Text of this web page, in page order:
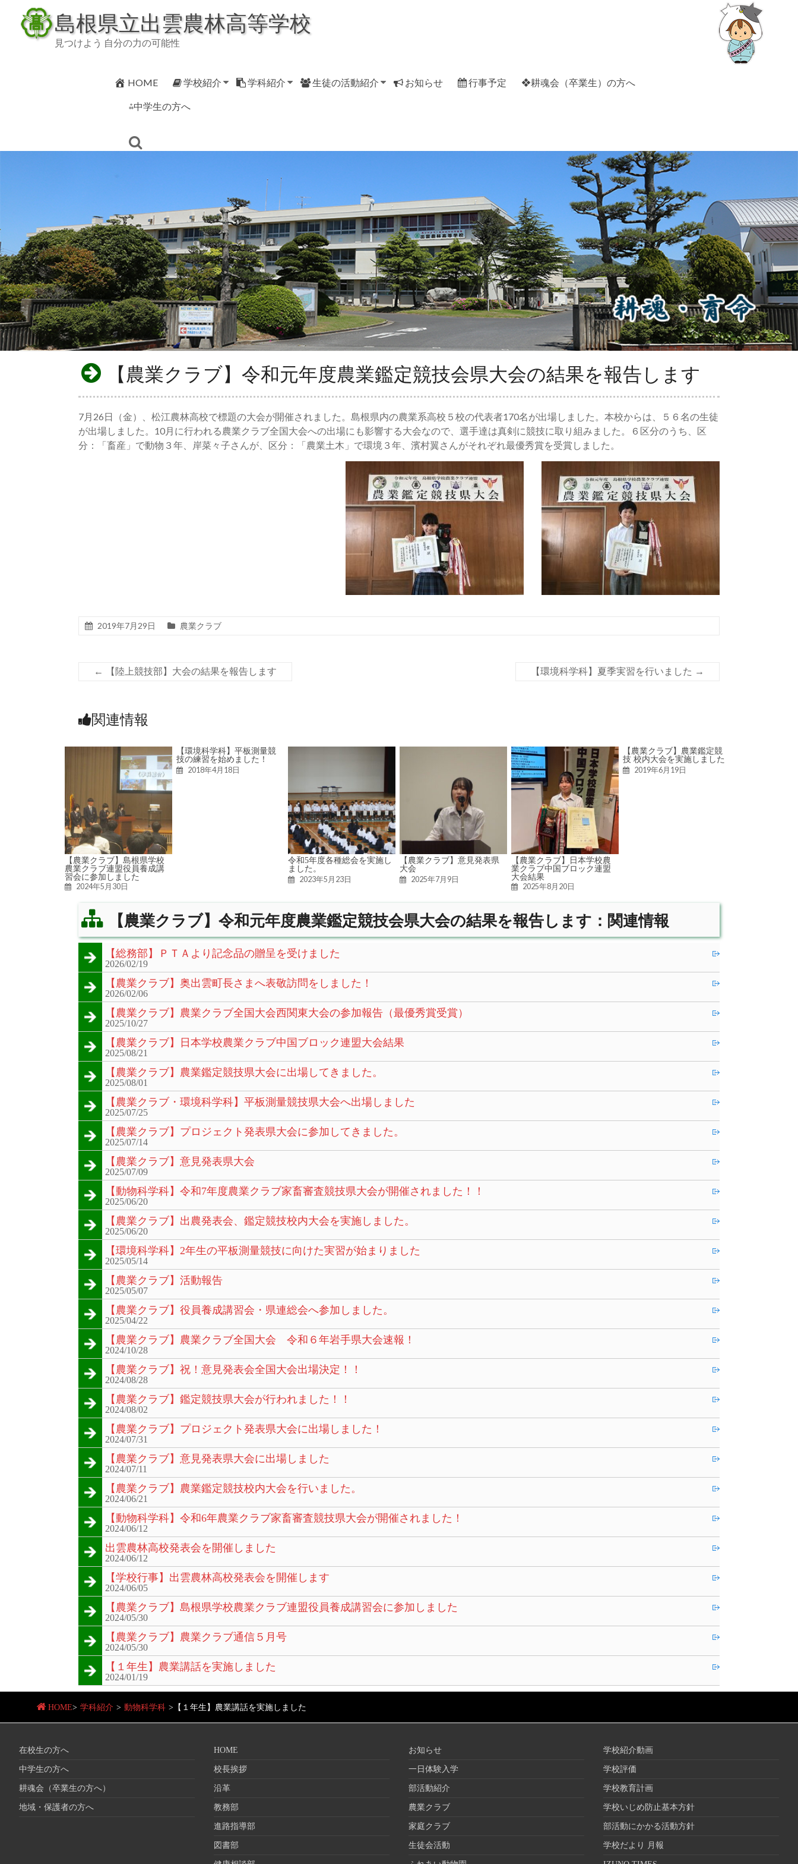
content
島根県立出雲農林高等学校
見つけよう 自分の力の可能性
HOME 学校紹介 学科紹介 生徒の活動紹介 お知らせ 行事予定 ❖耕魂会（卒業生）の方へ
⁂中学生の方へ
【農業クラブ】令和元年度農業鑑定競技会県大会の結果を報告します
7月26日（金）、松江農林高校で標題の大会が開催されました。島根県内の農業系高校５校の代表者170名が出場しました。本校からは、５６名の生徒
が出場しました。10月に行われる農業クラブ全国大会への出場にも影響する大会なので、選手達は真剣に競技に取り組みました。６区分のうち、区
分：「畜産」で動物３年、岸菜々子さんが、区分：「農業土木」で環境３年、濱村翼さんがそれぞれ最優秀賞を受賞しました。
2019年7月29日 農業クラブ
← 【陸上競技部】大会の結果を報告します 【環境科学科】夏季実習を行いました →
関連情報
【農業クラブ】島根県学校
農業クラブ連盟役員養成講
習会に参加しました
2024年5月30日
【環境科学科】平板測量競
技の練習を始めました！
2018年4月18日
令和5年度各種総会を実施し
ました。
2023年5月23日
【農業クラブ】意見発表県
大会
2025年7月9日
【農業クラブ】日本学校農
業クラブ中国ブロック連盟
大会結果
2025年8月20日
【農業クラブ】農業鑑定競
技 校内大会を実施しました
2019年6月19日
【農業クラブ】令和元年度農業鑑定競技会県大会の結果を報告します：関連情報
【総務部】ＰＴＡより記念品の贈呈を受けました
2026/02/19
【農業クラブ】奥出雲町長さまへ表敬訪問をしました！
2026/02/06
【農業クラブ】農業クラブ全国大会西関東大会の参加報告（最優秀賞受賞）
2025/10/27
【農業クラブ】日本学校農業クラブ中国ブロック連盟大会結果
2025/08/21
【農業クラブ】農業鑑定競技県大会に出場してきました。
2025/08/01
【農業クラブ・環境科学科】平板測量競技県大会へ出場しました
2025/07/25
【農業クラブ】プロジェクト発表県大会に参加してきました。
2025/07/14
【農業クラブ】意見発表県大会
2025/07/09
【動物科学科】令和7年度農業クラブ家畜審査競技県大会が開催されました！！
2025/06/20
【農業クラブ】出農発表会、鑑定競技校内大会を実施しました。
2025/06/20
【環境科学科】2年生の平板測量競技に向けた実習が始まりました
2025/05/14
【農業クラブ】活動報告
2025/05/07
【農業クラブ】役員養成講習会・県連総会へ参加しました。
2025/04/22
【農業クラブ】農業クラブ全国大会 令和６年岩手県大会速報！
2024/10/28
【農業クラブ】祝！意見発表会全国大会出場決定！！
2024/08/28
【農業クラブ】鑑定競技県大会が行われました！！
2024/08/02
【農業クラブ】プロジェクト発表県大会に出場しました！
2024/07/31
【農業クラブ】意見発表県大会に出場しました
2024/07/11
【農業クラブ】農業鑑定競技校内大会を行いました。
2024/06/21
【動物科学科】令和6年農業クラブ家畜審査競技県大会が開催されました！
2024/06/12
出雲農林高校発表会を開催しました
2024/06/12
【学校行事】出雲農林高校発表会を開催します
2024/06/05
【農業クラブ】島根県学校農業クラブ連盟役員養成講習会に参加しました
2024/05/30
【農業クラブ】農業クラブ通信５月号
2024/05/30
【１年生】農業講話を実施しました
2024/01/19
HOME> 学科紹介 > 動物科学科 > 【１年生】農業講話を実施しました
在校生の方へ
中学生の方へ
耕魂会（卒業生の方へ）
地域・保護者の方へ
HOME
校長挨拶
沿革
教務部
進路指導部
図書部
お知らせ
一日体験入学
部活動紹介
農業クラブ
家庭クラブ
生徒会活動
学校紹介動画
学校評価
学校教育計画
学校いじめ防止基本方針
部活動にかかる活動方針
学校だより 月報